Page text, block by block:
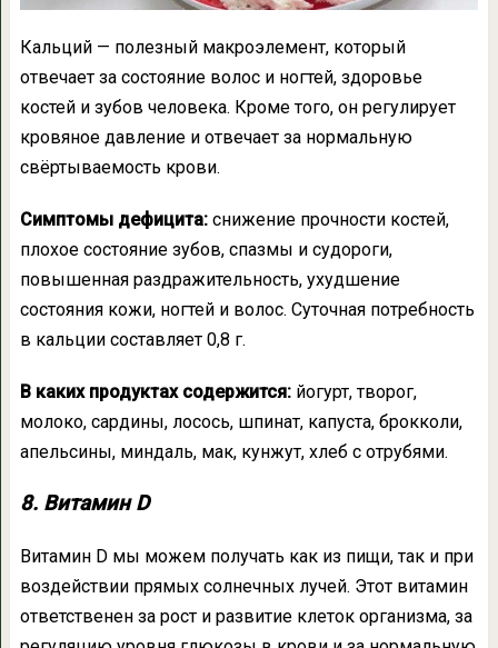
Кальций — полезный макроэлемент, который
отвечает за состояние волос и ногтей, здоровье
костей и зубов человека. Кроме того, он регулирует
кровяное давление и отвечает за нормальную
свёртываемость крови.
Симптомы дефицита:снижение прочности костей,
плохое состояние зубов, спазмы и судороги,
повышенная раздражительность, ухудшение
состояния кожи, ногтей и волос. Суточная потребность
в кальции составляет 0,8 г.
В каких продуктах содержится:йогурт, творог,
молоко, сардины, лосось, шпинат, капуста, брокколи,
апельсины, миндаль, мак, кунжут, хлеб с отрубями.
8. Витамин D
Витамин D мы можем получать как из пищи, так и при
воздействии прямых солнечных лучей. Этот витамин
ответственен за рост и развитие клеток организма, за